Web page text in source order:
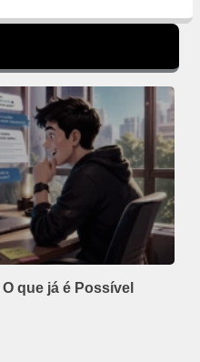
que já é Possível